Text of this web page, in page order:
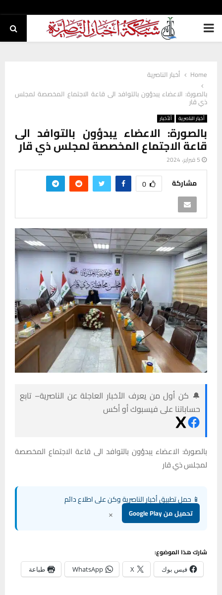
PRIMARY
Home
أخبار الناصرية
بالصورة: الاعضاء يبدؤون بالتوافد الى قاعة الاجتماع المخصصة لمجلس
ذي قار
أخبار الناصرية ألأخبار
بالصورة: الاعضاء يبدؤون بالتوافد الى
قاعة الاجتماع المخصصة لمجلس ذي قار
5 فبراير، 2024
مشاركة 0
🔔 كن أول من يعرف الأخبار العاجلة عن الناصرية– تابع
حساباتنا على فيسبوك أو أكس
بالصورة: الاعضاء يبدؤون بالتوافد الى قاعة الاجتماع المخصصة
لمجلس ذي قار
📱 حمل تطبيق أخبار الناصرية وكن على اطلاع دائم
تحميل من Google Play ×
شارك هذا الموضوع:
فيس بوك X
WhatsApp طباعة